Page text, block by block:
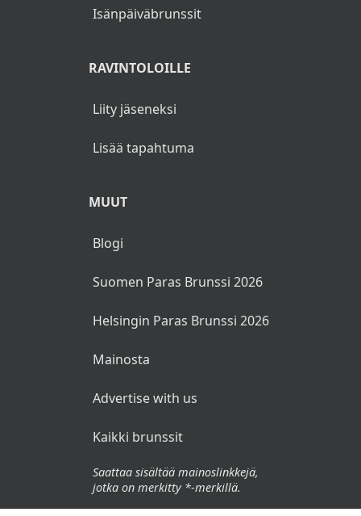
Isänpäiväbrunssit
RAVINTOLOILLE
Liity jäseneksi
Lisää tapahtuma
MUUT
Blogi
Suomen Paras Brunssi 2026
Helsingin Paras Brunssi 2026
Mainosta
Advertise with us
Kaikki brunssit
Saattaa sisältää mainoslinkkejä,
jotka on merkitty *-merkillä.